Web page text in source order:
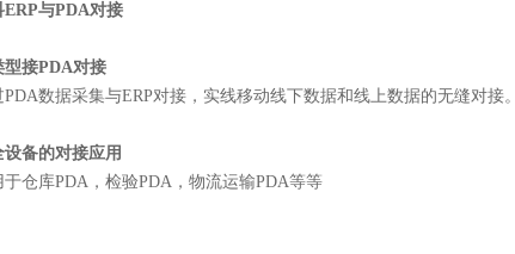
ERP与PDA对接
型接PDA对接
PDA数据采集与ERP对接，实线移动线下数据和线上数据的无缝对接。
设备的对接应用
于仓库PDA，检验PDA，物流运输PDA等等